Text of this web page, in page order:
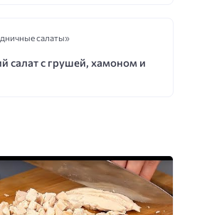
салаты»
салат с грушей, хамоном и